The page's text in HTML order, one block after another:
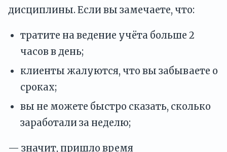
дисциплины. Если вы замечаете, что:
тратите на ведение учёта больше 2
часов в день;
клиенты жалуются, что вы забываете о
сроках;
вы не можете быстро сказать, сколько
заработали за неделю;
— значит, пришло время